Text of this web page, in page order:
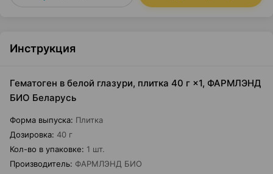
Инструкция
Гематоген в белой глазури, плитка 40 г ×1, ФАРМЛЭНД
БИО Беларусь
Форма выпуска: Плитка
Дозировка: 40 г
Кол-во в упаковке: 1 шт.
Производитель: ФАРМЛЭНД БИО